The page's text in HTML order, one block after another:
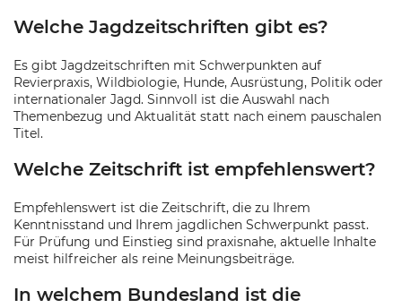
Welche Jagdzeitschriften gibt es?
Es gibt Jagdzeitschriften mit Schwerpunkten auf
Revierpraxis, Wildbiologie, Hunde, Ausrüstung, Politik oder
internationaler Jagd. Sinnvoll ist die Auswahl nach
Themenbezug und Aktualität statt nach einem pauschalen
Titel.
Welche Zeitschrift ist empfehlenswert?
Empfehlenswert ist die Zeitschrift, die zu Ihrem
Kenntnisstand und Ihrem jagdlichen Schwerpunkt passt.
Für Prüfung und Einstieg sind praxisnahe, aktuelle Inhalte
meist hilfreicher als reine Meinungsbeiträge.
In welchem Bundesland ist die